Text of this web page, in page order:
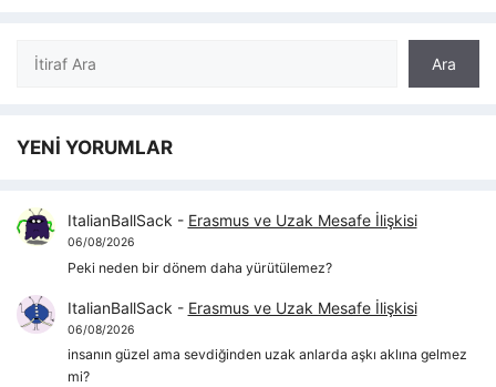
Ara
Ara
YENİ YORUMLAR
ItalianBallSack - Erasmus ve Uzak Mesafe İlişkisi
06/08/2026
Peki neden bir dönem daha yürütülemez?
ItalianBallSack - Erasmus ve Uzak Mesafe İlişkisi
06/08/2026
insanın güzel ama sevdiğinden uzak anlarda aşkı aklına gelmez
mi?